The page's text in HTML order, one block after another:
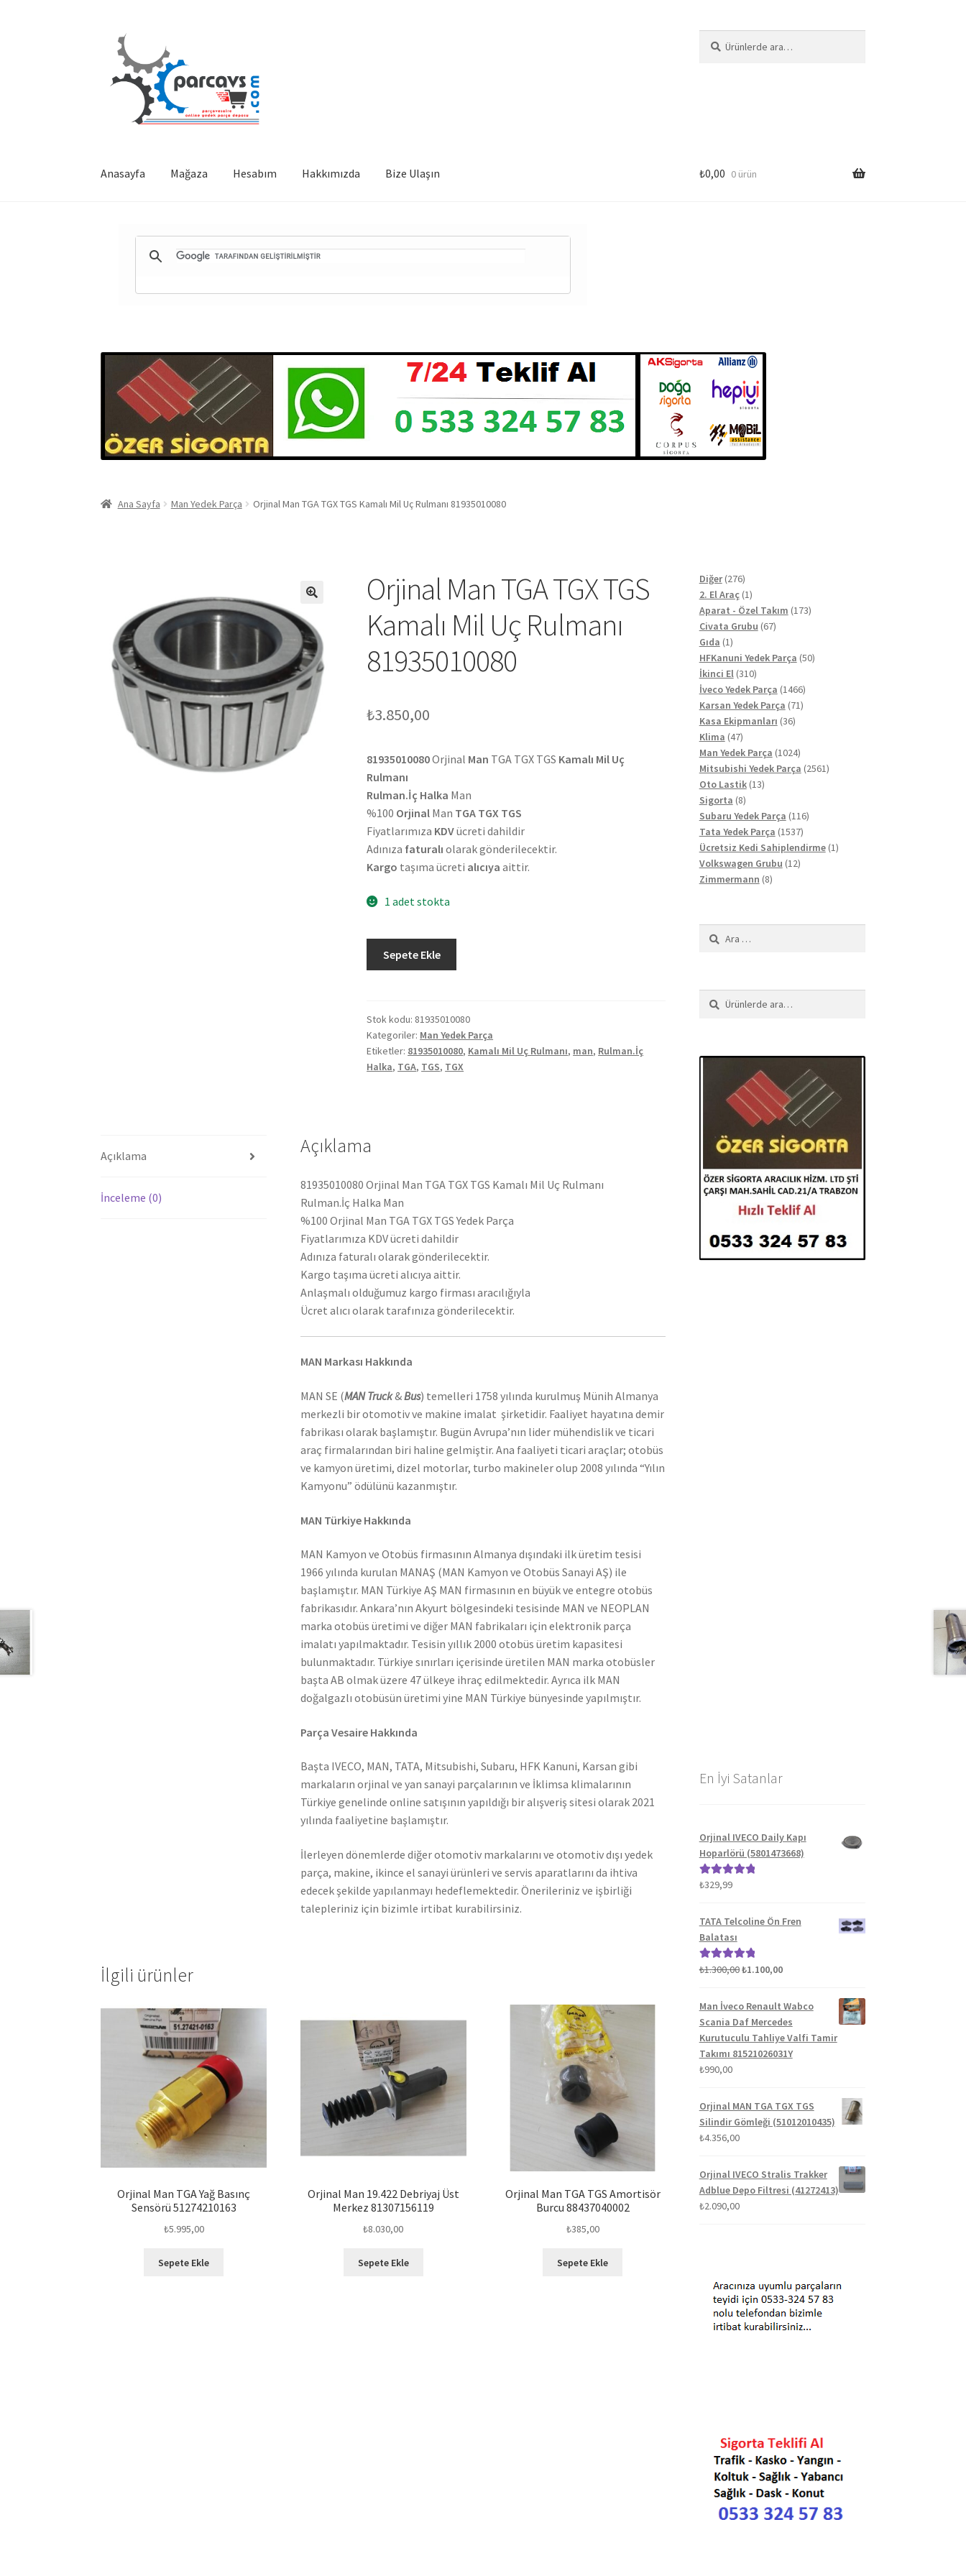
Dolaşıma
geç
İçeriğe
geç
Anasayfa Mağaza Hesabım Hakkımızda Bize Ulaşın ₺0,00 0 ürün
Ana Sayfa Man Yedek Parça Orjinal Man TGA TGX TGS Kamalı Mil Uç Rulmanı 81935010080
Orjinal Man TGA TGX TGS
Kamalı Mil Uç Rulmanı
81935010080
₺3.850,00
81935010080Orjinal Man TGA TGX TGS Kamalı Mil Uç
Rulmanı
Rulman.İç Halka Man
%100 Orjinal Man TGA TGX TGS
Fiyatlarımıza KDVücreti dahildir
Adınıza faturalı olarak gönderilecektir.
Kargo taşıma ücreti alıcıya aittir.
1 adet stokta
TGS
Kamalı
Mil
Uç
Sepete Ekle
Stok kodu: 81935010080
Kategoriler: Man Yedek Parça
Etiketler: 81935010080, Kamalı Mil Uç Rulmanı, man, Rulman.İç
Halka, TGA, TGS, TGX
Açıklama
İnceleme (0)
Açıklama
81935010080 Orjinal Man TGA TGX TGS Kamalı Mil Uç Rulmanı
Rulman.İç Halka Man
%100 Orjinal Man TGA TGX TGS Yedek Parça
Fiyatlarımıza KDV ücreti dahildir
Adınıza faturalı olarak gönderilecektir.
Kargo taşıma ücreti alıcıya aittir.
Anlaşmalı olduğumuz kargo firması aracılığıyla
Ücret alıcı olarak tarafınıza gönderilecektir.
MAN Markası Hakkında
MAN SE (MAN Truck&Bus) temelleri 1758 yılında kurulmuş Münih Almanya
merkezli bir otomotiv ve makine imalat şirketidir. Faaliyet hayatına demir
fabrikası olarak başlamıştır. Bugün Avrupa’nın lider mühendislik ve ticari
araç firmalarından biri haline gelmiştir. Ana faaliyeti ticari araçlar; otobüs
ve kamyon üretimi, dizel motorlar, turbo makineler olup 2008 yılında “Yılın
Kamyonu” ödülünü kazanmıştır.
MAN Türkiye Hakkında
MAN Kamyon ve Otobüs firmasının Almanya dışındaki ilk üretim tesisi
1966 yılında kurulan MANAŞ (MAN Kamyon ve Otobüs Sanayi AŞ) ile
başlamıştır. MAN Türkiye AŞ MAN firmasının en büyük ve entegre otobüs
fabrikasıdır. Ankara’nın Akyurt bölgesindeki tesisinde MAN ve NEOPLAN
marka otobüs üretimi ve diğer MAN fabrikaları için elektronik parça
imalatı yapılmaktadır. Tesisin yıllık 2000 otobüs üretim kapasitesi
bulunmaktadır. Türkiye sınırları içerisinde üretilen MAN marka otobüsler
başta AB olmak üzere 47 ülkeye ihraç edilmektedir. Ayrıca ilk MAN
doğalgazlı otobüsün üretimi yine MAN Türkiye bünyesinde yapılmıştır.
Parça Vesaire Hakkında
Başta IVECO, MAN, TATA, Mitsubishi, Subaru, HFK Kanuni, Karsan gibi
markaların orjinal ve yan sanayi parçalarının ve İklimsa klimalarının
Türkiye genelinde online satışının yapıldığı bir alışveriş sitesi olarak 2021
yılında faaliyetine başlamıştır.
İlerleyen dönemlerde diğer otomotiv markalarını ve otomotiv dışı yedek
parça, makine, ikince el sanayi ürünleri ve servis aparatlarını da ihtiva
edecek şekilde yapılanmayı hedeflemektedir. Önerileriniz ve işbirliği
talepleriniz için bizimle irtibat kurabilirsiniz.
İlgili ürünler
Orjinal Man TGA Yağ Basınç
Sensörü 51274210163
₺5.995,00
Sepete Ekle
Orjinal Man 19.422 Debriyaj Üst
Merkez 81307156119
₺8.030,00
Sepete Ekle
Orjinal Man TGA TGS Amortisör
Burcu 88437040002
₺385,00
Sepete Ekle
Diğer 276276
ürün
2. El Araç 11
ürün
Aparat - Özel Takım 173173
Civata Grubu 6767
Gıda 11
ürün
HFKanuni Yedek Parça 5050
İkinci El 310310
ürün
İveco Yedek Parça 14661466
ürün
Karsan Yedek Parça 7171
Kasa Ekipmanları 3636
Klima 4747
ürün
Man Yedek Parça 10241024
ürün
Mitsubishi Yedek Parça 25612561
Oto Lastik 1313
Sigorta 88
ürün
Subaru Yedek Parça 116116
Tata Yedek Parça 15371537
ürün
Ücretsiz Kedi Sahiplendirme 11
Volkswagen Grubu 1212
Zimmermann 88
Arama:
Ara:
Ara
En İyi Satanlar
Orjinal IVECO Daily Kapı
Hoparlörü (5801473668)
5 üzerinden
₺329,99
TATA Telcoline Ön Fren
Balatası
5 üzerinden
₺1.300,00Orijinal
₺1.300,00.
₺1.100,00Şu
fiyat:
₺1.100,00.
Man İveco Renault Wabco
Scania Daf Mercedes
Kurutuculu Tahliye Valfi Tamir
Takımı 81521026031Y
₺990,00
Orjinal MAN TGA TGX TGS
Silindir Gömleği (51012010435)
₺4.356,00
Orjinal IVECO Stralis Trakker
Adblue Depo Filtresi (41272413)
₺2.090,00